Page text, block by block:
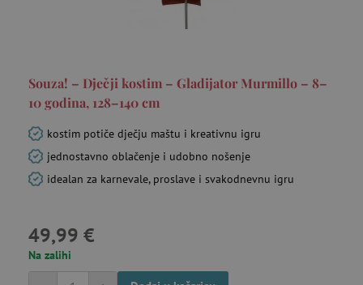
Souza! – Dječji kostim – Gladijator Murmillo – 8–
10 godina, 128–140 cm
kostim potiče dječju maštu i kreativnu igru
jednostavno oblačenje i udobno nošenje
idealan za karnevale, proslave i svakodnevnu igru
49,99 €
Na zalihi